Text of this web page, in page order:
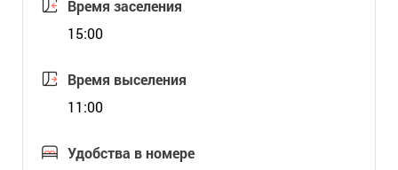
Время заселения
15:00
Время выселения
11:00
Удобства в номере